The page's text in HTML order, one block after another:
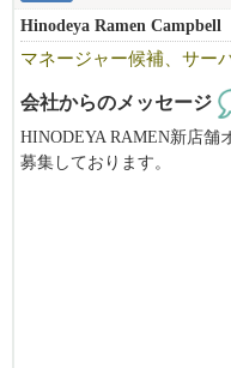
◆◇現在のスタッフについて
在籍スタッフは​約1000名
ッフも45以上活躍中！
海外での勤務自体が初挑戦
る会社です。
※長期で働ける方を歓迎し
NAŌRUで働く魅力
・時給$30〜（経験・能力に
・トップスタイリストMiki
・東洋医学・筋膜・経絡理
につきます
Hinodeya Ramen Campbell
マネージャー候補、サー
会社からのメッセージ
HINODEYA RAMEN新店舗
募集しております。